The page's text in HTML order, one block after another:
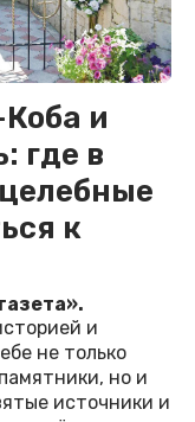
и
где в
к
и
не только
но и
источники и